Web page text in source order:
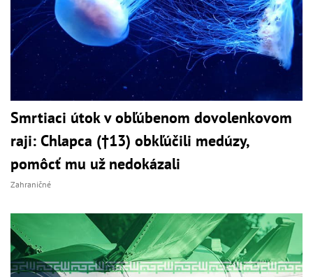
Smrtiaci útok v obľúbenom dovolenkovom
raji: Chlapca (†13) obkľúčili medúzy,
pomôcť mu už nedokázali
Zahraničné